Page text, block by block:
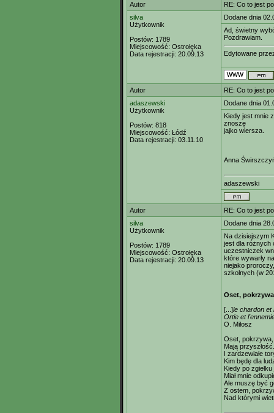
Autor
RE: Co to jest
silva
Użytkownik
Postów: 1789
Miejscowość: Ostrołęka
Data rejestracji: 20.09.13
Dodane dnia
Ad, świetny
Pozdrawiam.
Edytowane
Autor
RE: Co to jest
adaszewski
Użytkownik
Postów: 818
Miejscowość: Łódź
Data rejestracji: 03.11.10
Dodane dnia
Kiedy jest mnie
znoszę
jajko wiersza.
Anna
adaszewski
Autor
RE: Co to jest
silva
Użytkownik
Postów: 1789
Miejscowość: Ostrołęka
Data rejestracji: 20.09.13
Dodane dnia
Na dzisiejszym
jest dla różnych
uczestniczek
które wywarły
niejako
szkolnych (w
Oset, pokrzywa
[...]le chardon et
Ortie et
O. Miłosz
Oset, pokrzywa,
Mają
I zardzewiałe
Kim będę dla
Kiedy po
Miał mnie
Ale muszę być
Z ostem,
Nad którymi